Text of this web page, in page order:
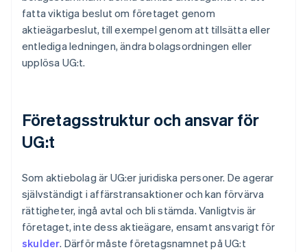
fatta viktiga beslut om företaget genom
aktieägarbeslut, till exempel genom att tillsätta eller
entlediga ledningen, ändra bolagsordningen eller
upplösa UG:t.
Företagsstruktur och ansvar för
UG:t
Som aktiebolag är UG:er juridiska personer. De agerar
självständigt i affärstransaktioner och kan förvärva
rättigheter, ingå avtal och bli stämda. Vanligtvis är
företaget, inte dess aktieägare, ensamt ansvarigt för
skulder. Därför måste företagsnamnet på UG:t